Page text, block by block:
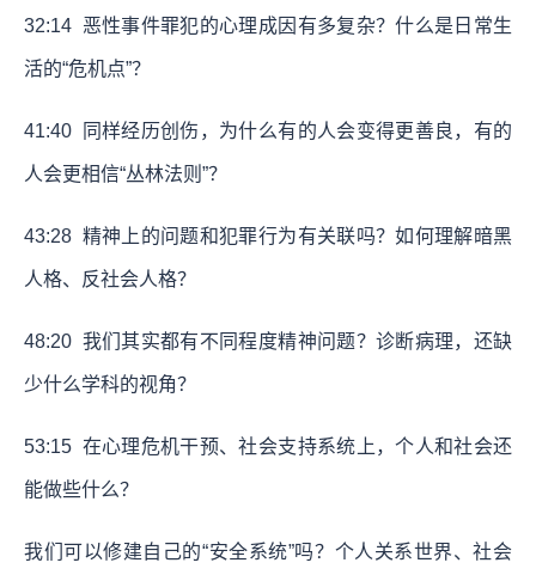
32:14 恶性事件罪犯的心理成因有多复杂？什么是日常生
活的“危机点”？
41:40 同样经历创伤，为什么有的人会变得更善良，有的
人会更相信“丛林法则”？
43:28 精神上的问题和犯罪行为有关联吗？如何理解暗黑
人格、反社会人格？
48:20 我们其实都有不同程度精神问题？诊断病理，还缺
少什么学科的视角？
53:15 在心理危机干预、社会支持系统上，个人和社会还
能做些什么？
我们可以修建自己的“安全系统”吗？个人关系世界、社会